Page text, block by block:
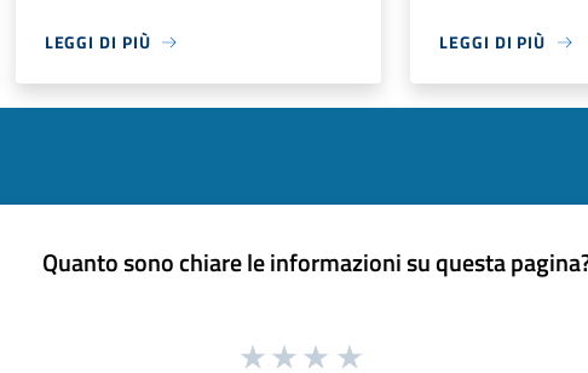
LEGGI DI PIÙ LEGGI DI PIÙ
Quanto sono chiare le informazioni su questa